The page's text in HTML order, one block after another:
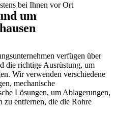
bei Ihnen vor Ort
um
verfügen über
die richtige Ausrüstung, um
Wir verwenden verschiedene
mechanische
Lösungen, um Ablagerungen,
zu entfernen, die die Rohre